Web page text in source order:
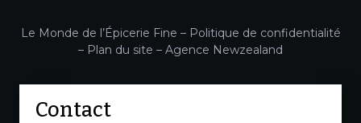
Le Monde de l’Épicerie Fine – Politique de confidentialité
– Plan du site – Agence Newzealand
Contact